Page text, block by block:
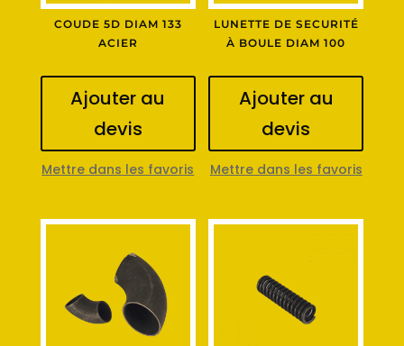
COUDE 5D DIAM 133
ACIER
Ajouter au
devis
Mettre dans les favoris
LUNETTE DE SECURITÉ
À BOULE DIAM 100
Ajouter au
devis
Mettre dans les favoris